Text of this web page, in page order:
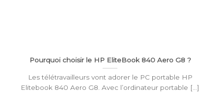
Pourquoi choisir le HP EliteBook 840 Aero G8 ?
Les télétravailleurs vont adorer le PC portable HP
Elitebook 840 Aero G8. Avec l’ordinateur portable [...]